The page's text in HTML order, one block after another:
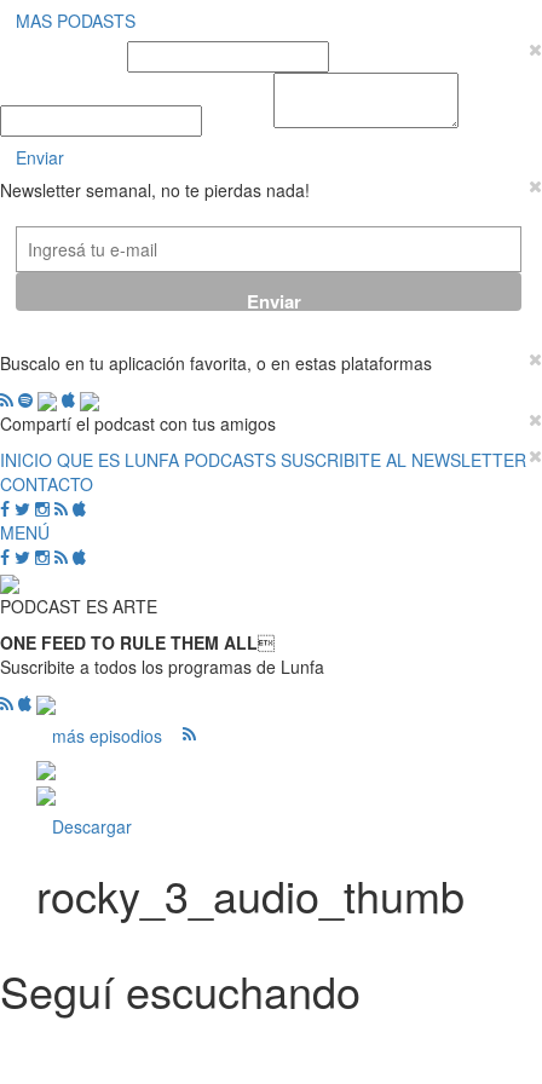
MAS PODASTS
Enviar
Newsletter semanal, no te pierdas nada!
Buscalo en tu aplicación favorita, o en estas plataformas
Compartí el podcast con tus amigos
INICIO QUE ES LUNFA PODCASTS SUSCRIBITE AL NEWSLETTER
CONTACTO
MENÚ
PODCAST ES ARTE
ONE FEED TO RULE THEM ALL
Suscribite a todos los programas de Lunfa
más episodios
Descargar
rocky_3_audio_thumb
Seguí escuchando